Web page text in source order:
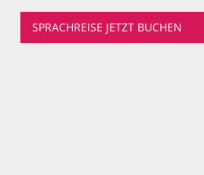
SPRACHREISE JETZT BUCHEN